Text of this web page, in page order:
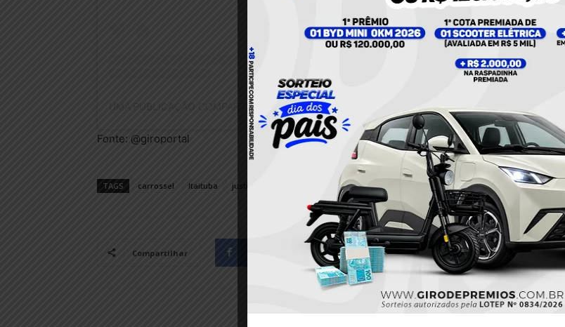
Fonte: @giroportal
TAGS carrossel Itaituba justiça policia civil Policia Militar Policial
Compartilhar Twitter Pinterest